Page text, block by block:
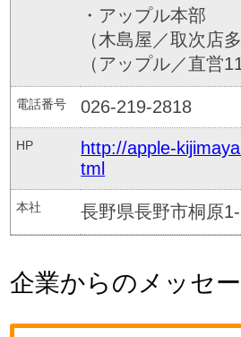
・アップル本部
（木島屋／取次店多
（アップル／直営
電話番号 026-219-2818
HP
http://apple-
tml
本社 長野県長野市桐原
企業からのメッセ